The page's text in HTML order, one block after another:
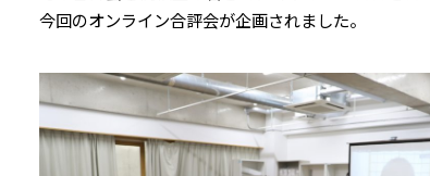
今回のオンライン合評会が企画されました。